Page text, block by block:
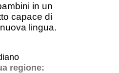
in un
capace di
lingua.
regione: